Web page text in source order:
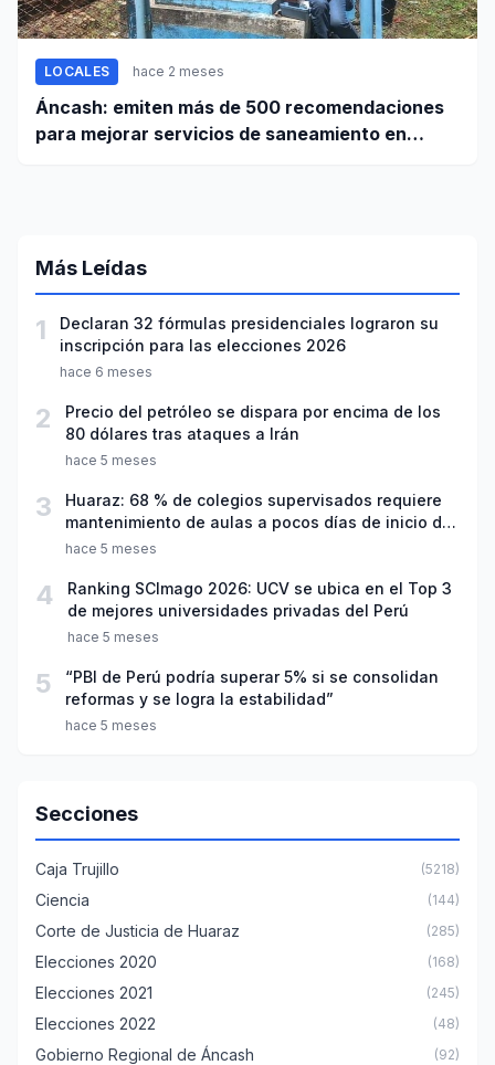
LOCALES hace 2 meses
Áncash: emiten más de 500 recomendaciones
para mejorar servicios de saneamiento en
Más Leídas
1
Declaran 32 fórmulas presidenciales lograron su
inscripción para las elecciones 2026
hace 6 meses
2
Precio del petróleo se dispara por encima de los
80 dólares tras ataques a Irán
hace 5 meses
3
Huaraz: 68 % de colegios supervisados requiere
mantenimiento de aulas a pocos días de inicio del
año escolar 2026
hace 5 meses
4
Ranking SCImago 2026: UCV se ubica en el Top 3
de mejores universidades privadas del Perú
hace 5 meses
5
“PBI de Perú podría superar 5% si se consolidan
reformas y se logra la estabilidad”
hace 5 meses
Secciones
Caja Trujillo (5218)
Ciencia (144)
Corte de Justicia de Huaraz (285)
Elecciones 2020 (168)
Elecciones 2021 (245)
Elecciones 2022 (48)
Gobierno Regional de Áncash (92)